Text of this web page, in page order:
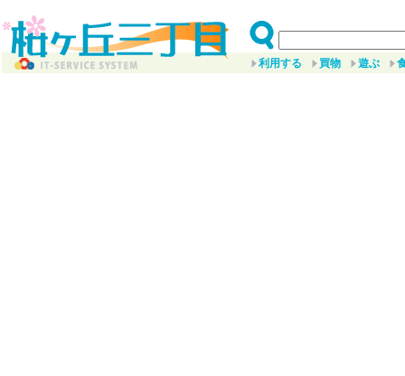
利用する 買物 遊ぶ